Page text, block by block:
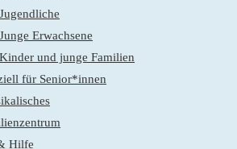
Erwachsene
und junge Familien
für Senior*innen
Hilfe